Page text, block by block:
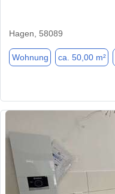
Hagen, 58089
Wohnung ca. 50,00 m²